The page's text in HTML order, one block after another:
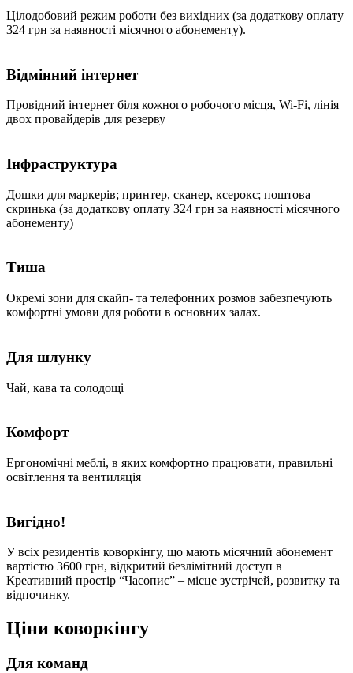
Цілодобовий режим роботи без вихідних (за додаткову оплату
324 грн за наявності місячного абонементу).
Відмінний інтернет
Провідний інтернет біля кожного робочого місця, Wi-Fi, лінія
двох провайдерів для резерву
Інфраструктура
Дошки для маркерів; принтер, сканер, ксерокс; поштова
скринька (за додаткову оплату 324 грн за наявності місячного
абонементу)
Тиша
Окремі зони для скайп- та телефонних розмов забезпечують
комфортні умови для роботи в основних залах.
Для шлунку
Чай, кава та солодощі
Комфорт
Ергономічні меблі, в яких комфортно працювати, правильні
освітлення та вентиляція
Вигідно!
У всіх резидентів коворкінгу, що мають місячний абонемент
вартістю 3600 грн, відкритий безлімітний доступ в
Креативний простір “Часопис” – місце зустрічей, розвитку та
відпочинку.
Ціни коворкінгу
Для команд